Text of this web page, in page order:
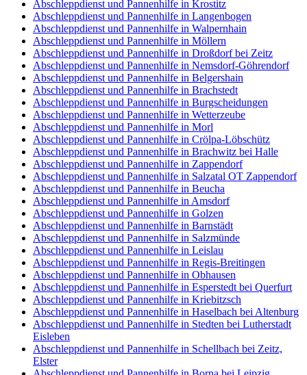
Abschleppdienst und Pannenhilfe in Krostitz
Abschleppdienst und Pannenhilfe in Langenbogen
Abschleppdienst und Pannenhilfe in Walpernhain
Abschleppdienst und Pannenhilfe in Möllern
Abschleppdienst und Pannenhilfe in Droßdorf bei Zeitz
Abschleppdienst und Pannenhilfe in Nemsdorf-Göhrendorf
Abschleppdienst und Pannenhilfe in Belgershain
Abschleppdienst und Pannenhilfe in Brachstedt
Abschleppdienst und Pannenhilfe in Burgscheidungen
Abschleppdienst und Pannenhilfe in Wetterzeube
Abschleppdienst und Pannenhilfe in Morl
Abschleppdienst und Pannenhilfe in Crölpa-Löbschütz
Abschleppdienst und Pannenhilfe in Brachwitz bei Halle
Abschleppdienst und Pannenhilfe in Zappendorf
Abschleppdienst und Pannenhilfe in Salzatal OT Zappendorf
Abschleppdienst und Pannenhilfe in Beucha
Abschleppdienst und Pannenhilfe in Amsdorf
Abschleppdienst und Pannenhilfe in Golzen
Abschleppdienst und Pannenhilfe in Barnstädt
Abschleppdienst und Pannenhilfe in Salzmünde
Abschleppdienst und Pannenhilfe in Leislau
Abschleppdienst und Pannenhilfe in Regis-Breitingen
Abschleppdienst und Pannenhilfe in Obhausen
Abschleppdienst und Pannenhilfe in Esperstedt bei Querfurt
Abschleppdienst und Pannenhilfe in Kriebitzsch
Abschleppdienst und Pannenhilfe in Haselbach bei Altenburg
Abschleppdienst und Pannenhilfe in Stedten bei Lutherstadt
Eisleben
Abschleppdienst und Pannenhilfe in Schellbach bei Zeitz,
Elster